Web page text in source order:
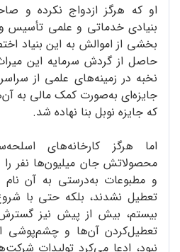
او که هرگز ازدواج نکرده و
بنیادی خدماتی و علمی
بخشی از اموالش به این بنیاد
حاصل از گردش سرمایه این
نخبه در زمینه‌های علمی از
جایزه‌ای به‌صورت کمک مالی به
که جایزه نوبل بنا نهاده شد.
اما هرگز کارخانه‌های
محصولاتش جان میلیون‌ها نفر
و مطبوعات به‌درستی به آن نام
تعطیل نشدند، بلکه حتی با
بیستم، بیش از پیش نیز گسترش
تعطیل‌کردن آن‌ها و چشم‌پوشی
نبود، ادعا می‌کرد تولیدات